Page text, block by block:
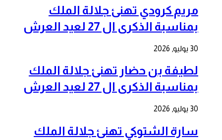
مريم كرودي تهنئ جلالة الملك
بمناسبة الذكرى ال 27 لعيد العرش
30 يوليو, 2026
لطيفة بن حضار تهنئ جلالة الملك
بمناسبة الذكرى ال 27 لعيد العرش
30 يوليو, 2026
سارة الشتوكي تهنئ جلالة الملك